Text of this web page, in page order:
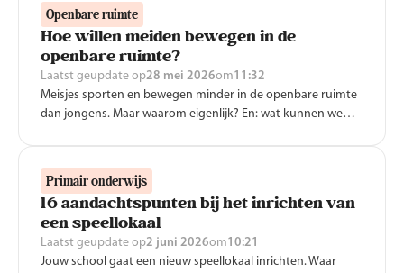
Openbare ruimte
Hoe willen meiden bewegen in de
openbare ruimte?
Laatst geupdate op28 mei 2026om11:32
Meisjes sporten en bewegen minder in de openbare ruimte
dan jongens. Maar waarom eigenlijk? En: wat kunnen we
buiten géén plek! Das toch GEK!?'.
Primair onderwijs
16 aandachtspunten bij het inrichten van
een speellokaal
Laatst geupdate op2 juni 2026om10:21
Jouw school gaat een nieuw speellokaal inrichten. Waar